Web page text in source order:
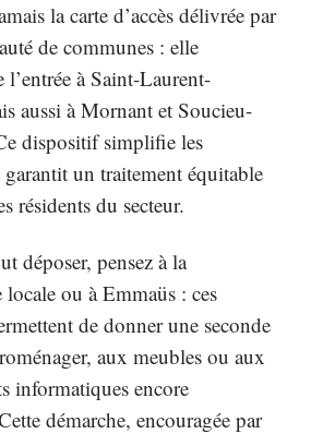
la carte d’accès délivrée par
de communes : elle
à Saint-Laurent-
aussi à Mornant et Soucieu-
dispositif simplifie les
un traitement équitable
résidents du secteur.
déposer, pensez à la
locale ou à Emmaüs : ces
de donner une seconde
aux meubles ou aux
informatiques encore
démarche, encouragée par